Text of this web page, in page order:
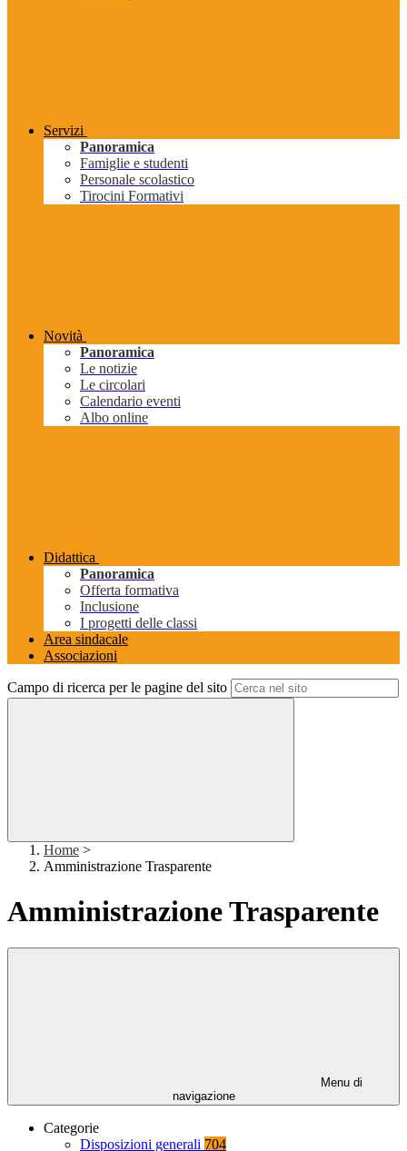
Servizi
Panoramica
Famiglie e studenti
Personale scolastico
Tirocini Formativi
Novità
Panoramica
Le notizie
Le circolari
Calendario eventi
Albo online
Didattica
Panoramica
Offerta formativa
Inclusione
I progetti delle classi
Area sindacale
Associazioni
Campo di ricerca per le pagine del sito
Home >
Amministrazione Trasparente
Amministrazione Trasparente
Menu di
navigazione
Categorie
Disposizioni generali 704